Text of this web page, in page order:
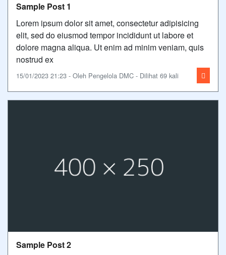
Sample Post 1
Lorem ipsum dolor sit amet, consectetur adipisicing
elit, sed do eiusmod tempor incididunt ut labore et
dolore magna aliqua. Ut enim ad minim veniam, quis
nostrud ex
15/01/2023 21:23 - Oleh Pengelola DMC - Dilihat 69 kali
Sample Post 2